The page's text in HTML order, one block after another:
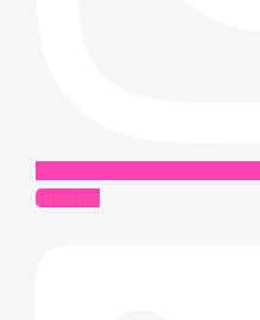
Linkedin